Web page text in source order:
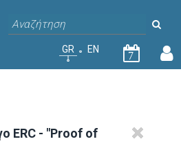
GR EN
7
ERC - "Proof of